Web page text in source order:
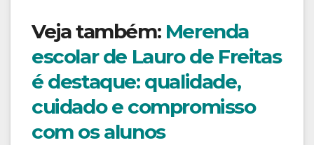
Veja também: Merenda
escolar de Lauro de Freitas
é destaque: qualidade,
cuidado e compromisso
com os alunos